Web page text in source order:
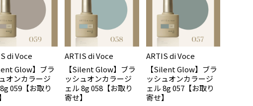
di Voce
Glow】ブラ
オンカラージ
059【お取り
ARTIS di Voce
【Silent Glow】ブラ
ッシュオンカラージ
ェル 8g 058【お取り
寄せ】
ARTIS di Voce
【Silent Glow】ブラ
ッシュオンカラージ
ェル 8g 057【お取り
寄せ】